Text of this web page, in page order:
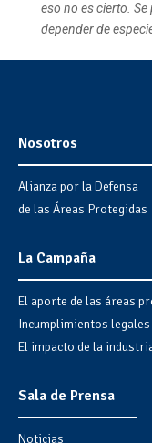
eso no es cierto. Se
depender de
Nosotros
Alianza por la Defensa
de las Áreas Protegidas
La Campaña
El aporte de las áreas
Incumplimientos legales
El impacto de la
Sala de Prensa
Noticias